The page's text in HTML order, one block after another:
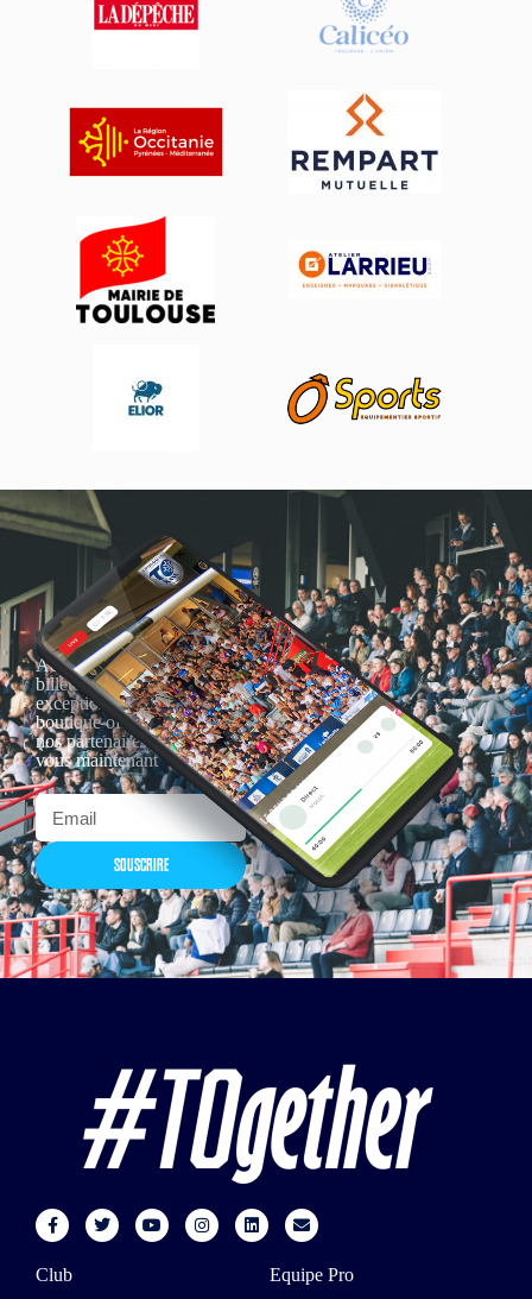
Actualités, nouveautés,
billetterie, remises
exceptionnelles dans la
boutique officielles & chez
nos partenaires… Inscrivez-
vous maintenant
SOUSCRIRE
Club Equipe Pro